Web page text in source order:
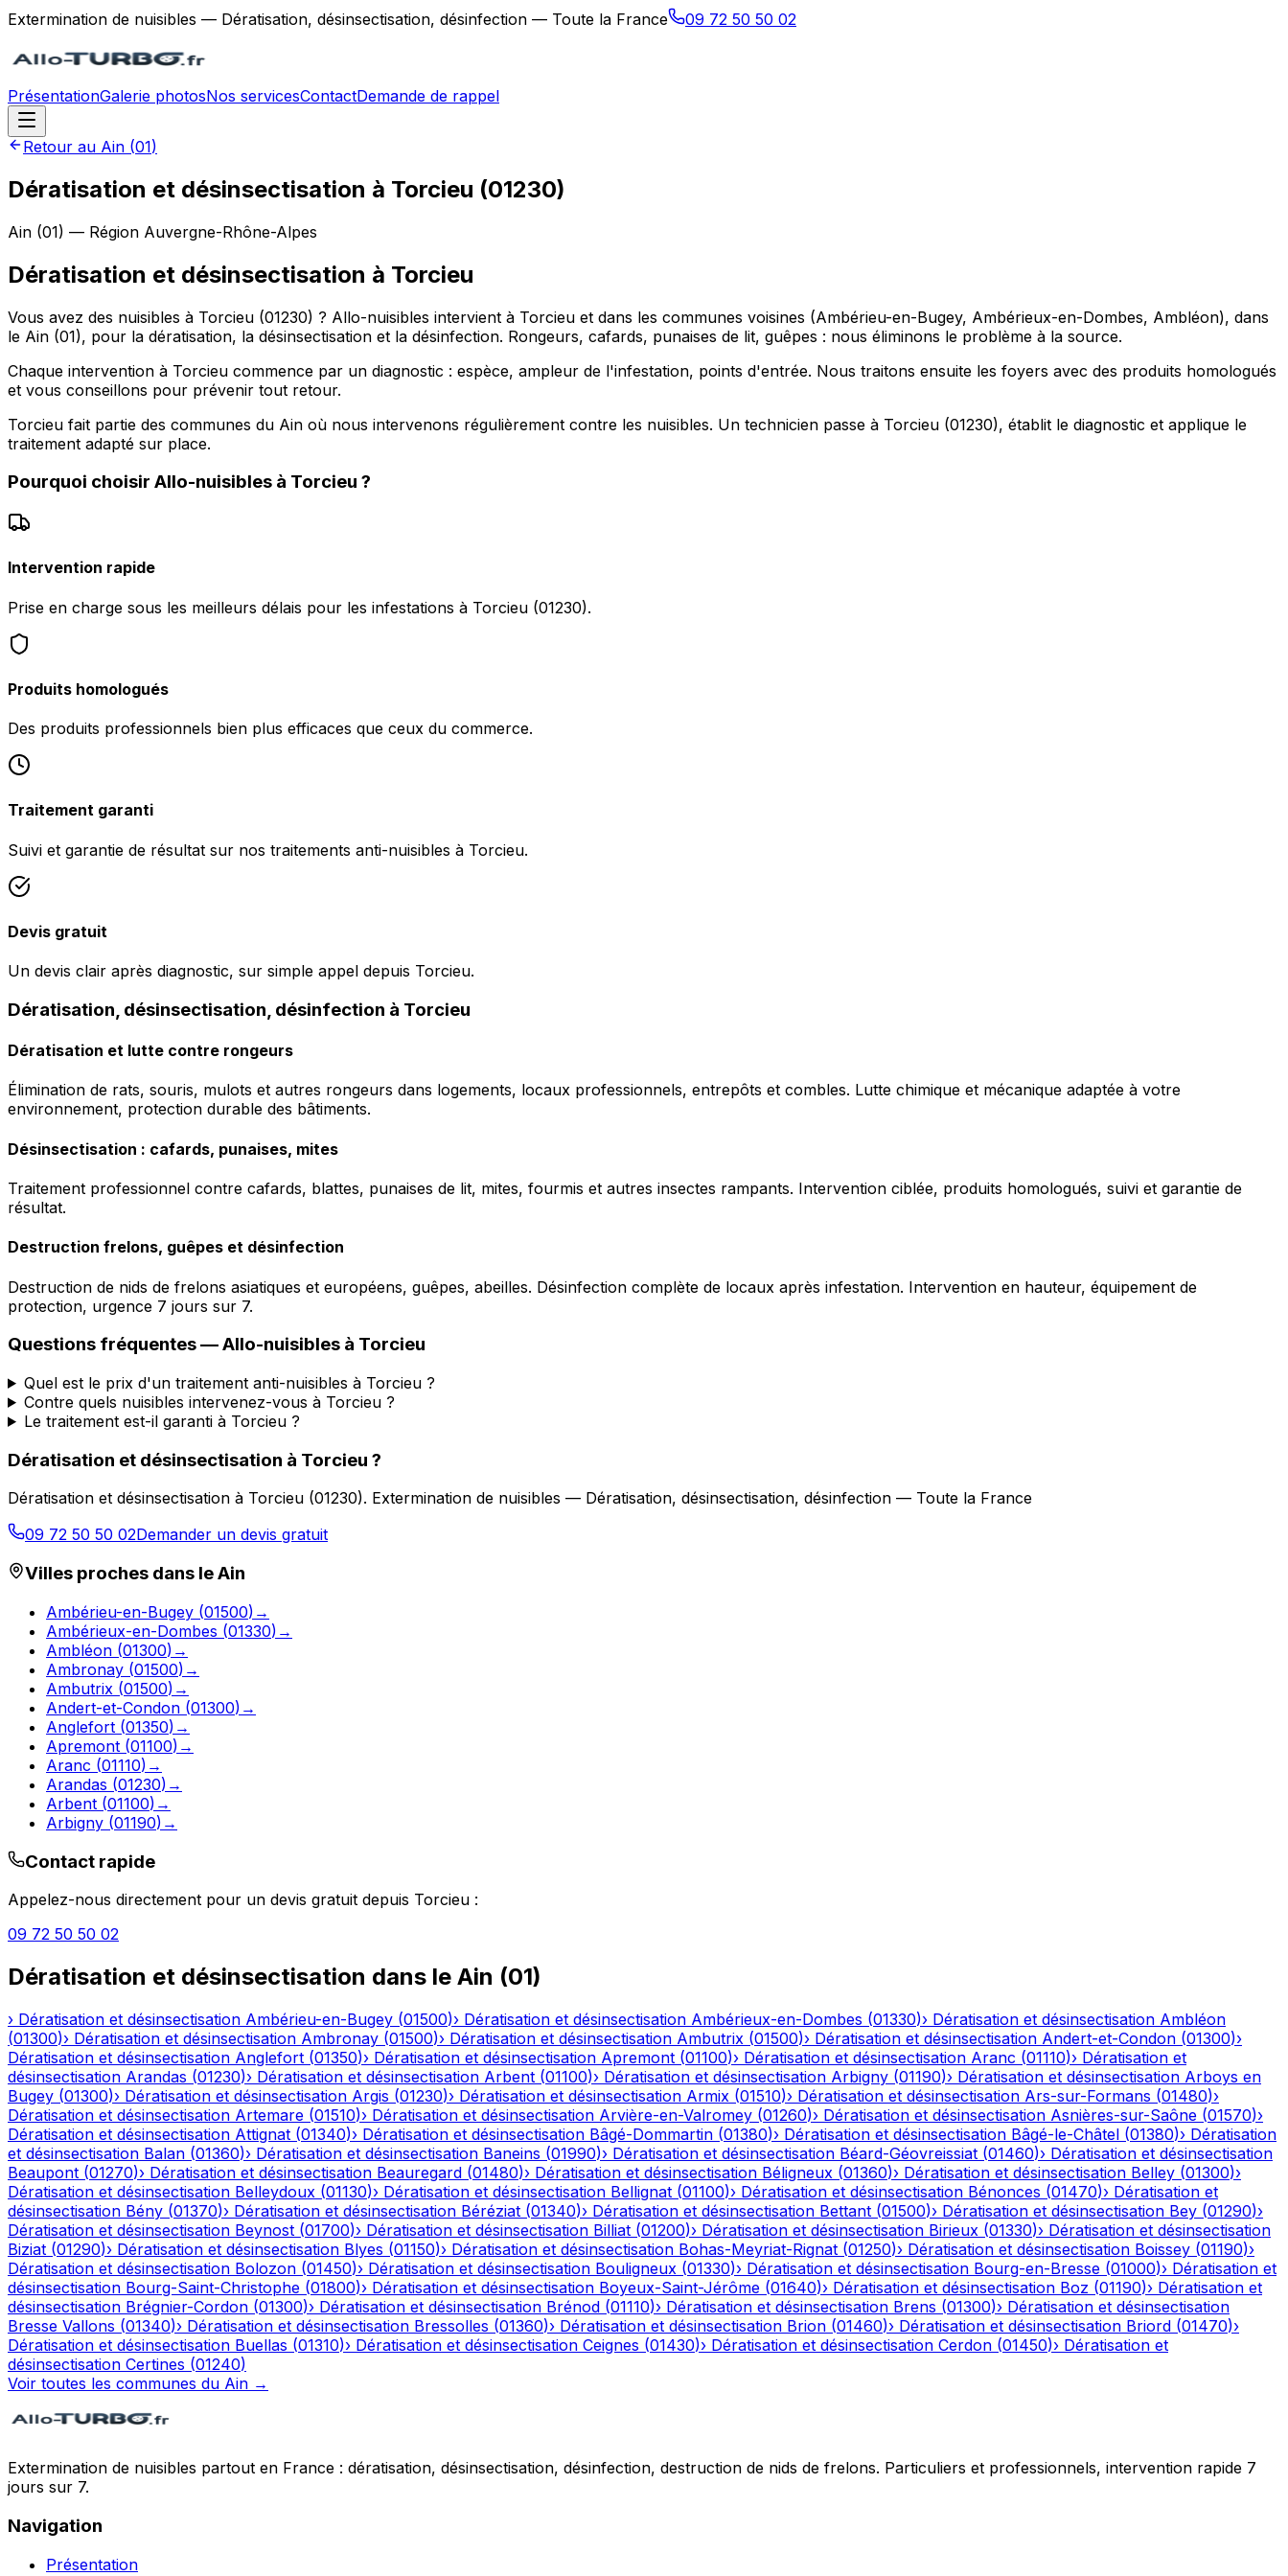
Extermination de nuisibles — Dératisation, désinsectisation, désinfection — Toute la France 09 72 50 50 02
PrésentationGalerie photosNos servicesContactDemande de rappel
Retour au Ain (01)
Dératisation et désinsectisation à Torcieu (01230)
Ain (01) — Région Auvergne-Rhône-Alpes
Dératisation et désinsectisation à Torcieu
Vous avez des nuisibles à Torcieu (01230) ? Allo-nuisibles intervient à Torcieu et dans les communes voisines (Ambérieu-en-Bugey, Ambérieux-en-Dombes, Ambléon), dans
le Ain (01), pour la dératisation, la désinsectisation et la désinfection. Rongeurs, cafards, punaises de lit, guêpes : nous éliminons le problème à la source.
Chaque intervention à Torcieu commence par un diagnostic : espèce, ampleur de l'infestation, points d'entrée. Nous traitons ensuite les foyers avec des produits homologués
et vous conseillons pour prévenir tout retour.
Torcieu fait partie des communes du Ain où nous intervenons régulièrement contre les nuisibles. Un technicien passe à Torcieu (01230), établit le diagnostic et applique le
traitement adapté sur place.
Pourquoi choisir Allo-nuisibles à Torcieu ?
Intervention rapide
Prise en charge sous les meilleurs délais pour les infestations à Torcieu (01230).
Produits homologués
Des produits professionnels bien plus efficaces que ceux du commerce.
Traitement garanti
Suivi et garantie de résultat sur nos traitements anti-nuisibles à Torcieu.
Devis gratuit
Un devis clair après diagnostic, sur simple appel depuis Torcieu.
Dératisation, désinsectisation, désinfection à Torcieu
Dératisation et lutte contre rongeurs
Élimination de rats, souris, mulots et autres rongeurs dans logements, locaux professionnels, entrepôts et combles. Lutte chimique et mécanique adaptée à votre
environnement, protection durable des bâtiments.
Désinsectisation : cafards, punaises, mites
Traitement professionnel contre cafards, blattes, punaises de lit, mites, fourmis et autres insectes rampants. Intervention ciblée, produits homologués, suivi et garantie de
résultat.
Destruction frelons, guêpes et désinfection
Destruction de nids de frelons asiatiques et européens, guêpes, abeilles. Désinfection complète de locaux après infestation. Intervention en hauteur, équipement de
protection, urgence 7 jours sur 7.
Questions fréquentes —Allo-nuisibles à Torcieu
Quel est le prix d'un traitement anti-nuisibles à Torcieu ?
Contre quels nuisibles intervenez-vous à Torcieu ?
Le traitement est-il garanti à Torcieu ?
Dératisation et désinsectisation à Torcieu ?
Dératisation et désinsectisation à Torcieu (01230). Extermination de nuisibles — Dératisation, désinsectisation, désinfection — Toute la France
09 72 50 50 02Demander un devis gratuit
Villes proches dans leAin
Ambérieu-en-Bugey (01500) →
Ambérieux-en-Dombes (01330) →
Ambléon (01300) →
Ambronay (01500) →
Ambutrix (01500) →
Andert-et-Condon (01300) →
Anglefort (01350) →
Apremont (01100) →
Aranc (01110) →
Arandas (01230) →
Arbent (01100) →
Arbigny (01190) →
Contact rapide
Appelez-nous directement pour un devis gratuit depuis Torcieu :
09 72 50 50 02
Dératisation et désinsectisation dans le Ain (01)
› Dératisation et désinsectisation Ambérieu-en-Bugey (01500)› Dératisation et désinsectisation Ambérieux-en-Dombes (01330)› Dératisation et désinsectisation Ambléon
(01300)› Dératisation et désinsectisation Ambronay (01500)› Dératisation et désinsectisation Ambutrix (01500)› Dératisation et désinsectisation Andert-et-Condon (01300)›
Dératisation et désinsectisation Anglefort (01350)› Dératisation et désinsectisation Apremont (01100)› Dératisation et désinsectisation Aranc (01110)› Dératisation et
désinsectisation Arandas (01230)› Dératisation et désinsectisation Arbent (01100)› Dératisation et désinsectisation Arbigny (01190)› Dératisation et désinsectisation Arboys en
Bugey (01300)› Dératisation et désinsectisation Argis (01230)› Dératisation et désinsectisation Armix (01510)› Dératisation et désinsectisation Ars-sur-Formans (01480)›
Dératisation et désinsectisation Artemare (01510)› Dératisation et désinsectisation Arvière-en-Valromey (01260)› Dératisation et désinsectisation Asnières-sur-Saône (01570)›
Dératisation et désinsectisation Attignat (01340)› Dératisation et désinsectisation Bâgé-Dommartin (01380)› Dératisation et désinsectisation Bâgé-le-Châtel (01380)› Dératisation
et désinsectisation Balan (01360)› Dératisation et désinsectisation Baneins (01990)› Dératisation et désinsectisation Béard-Géovreissiat (01460)› Dératisation et désinsectisation
Beaupont (01270)› Dératisation et désinsectisation Beauregard (01480)› Dératisation et désinsectisation Béligneux (01360)› Dératisation et désinsectisation Belley (01300)›
Dératisation et désinsectisation Belleydoux (01130)› Dératisation et désinsectisation Bellignat (01100)› Dératisation et désinsectisation Bénonces (01470)› Dératisation et
désinsectisation Bény (01370)› Dératisation et désinsectisation Béréziat (01340)› Dératisation et désinsectisation Bettant (01500)› Dératisation et désinsectisation Bey (01290)›
Dératisation et désinsectisation Beynost (01700)› Dératisation et désinsectisation Billiat (01200)› Dératisation et désinsectisation Birieux (01330)› Dératisation et désinsectisation
Biziat (01290)› Dératisation et désinsectisation Blyes (01150)› Dératisation et désinsectisation Bohas-Meyriat-Rignat (01250)› Dératisation et désinsectisation Boissey (01190)›
Dératisation et désinsectisation Bolozon (01450)› Dératisation et désinsectisation Bouligneux (01330)› Dératisation et désinsectisation Bourg-en-Bresse (01000)› Dératisation et
désinsectisation Bourg-Saint-Christophe (01800)› Dératisation et désinsectisation Boyeux-Saint-Jérôme (01640)› Dératisation et désinsectisation Boz (01190)› Dératisation et
désinsectisation Brégnier-Cordon (01300)› Dératisation et désinsectisation Brénod (01110)› Dératisation et désinsectisation Brens (01300)› Dératisation et désinsectisation
Bresse Vallons (01340)› Dératisation et désinsectisation Bressolles (01360)› Dératisation et désinsectisation Brion (01460)› Dératisation et désinsectisation Briord (01470)›
Dératisation et désinsectisation Buellas (01310)› Dératisation et désinsectisation Ceignes (01430)› Dératisation et désinsectisation Cerdon (01450)› Dératisation et
désinsectisation Certines (01240)
Voir toutes les communes du Ain →
Extermination de nuisibles partout en France : dératisation, désinsectisation, désinfection, destruction de nids de frelons. Particuliers et professionnels, intervention rapide 7
jours sur 7.
Navigation
Présentation